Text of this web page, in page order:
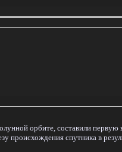
орбите, составили первую
происхождения спутника в